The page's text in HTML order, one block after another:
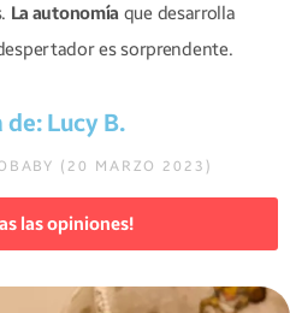
La autonomía que desarrolla
es sorprendente.
Lucy B.
(20 MARZO 2023)
las opiniones!